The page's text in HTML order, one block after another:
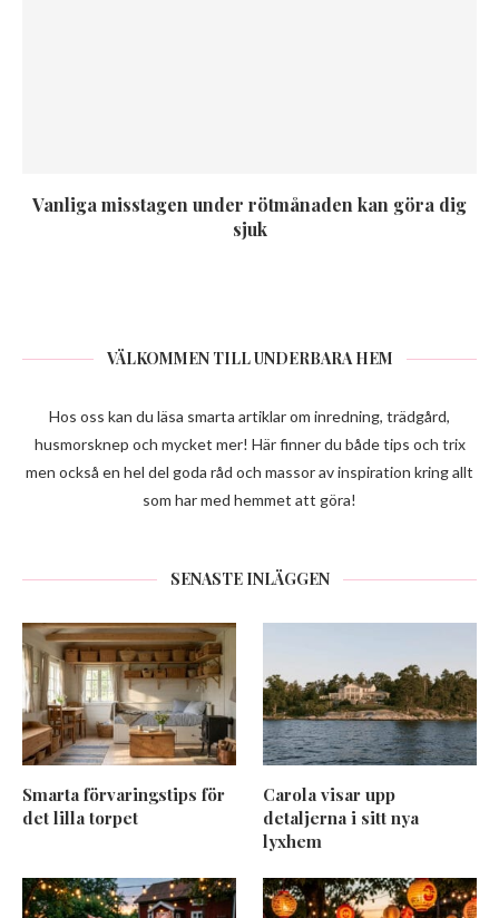
Vanliga misstagen under rötmånaden kan göra dig
sjuk
VÄLKOMMEN TILL UNDERBARA HEM
Hos oss kan du läsa smarta artiklar om inredning, trädgård,
husmorsknep och mycket mer! Här finner du både tips och trix
men också en hel del goda råd och massor av inspiration kring allt
som har med hemmet att göra!
SENASTE INLÄGGEN
Smarta förvaringstips för
det lilla torpet
Carola visar upp
detaljerna i sitt nya
lyxhem